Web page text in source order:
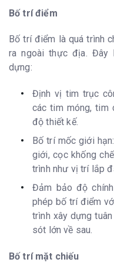
Bố trí điểm
Bố trí điểm là quá trình
ra ngoài thực địa. Đây
dựng:
Định vị tim trục
các tim móng, tim
độ thiết kế.
Bố trí mốc giới
giới, cọc khống
trình như vị trí lắp
Đảm bảo độ
phép bố trí điểm
trình xây dựng
sót lớn về sau.
Bố trí mặt chiếu